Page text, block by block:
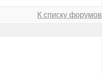
К списку форумов